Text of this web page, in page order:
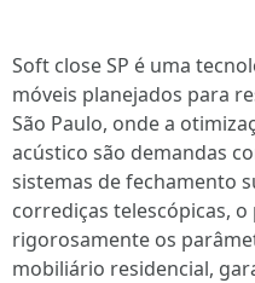
Soft close SP é uma
móveis planejados para
São Paulo, onde a
acústico são demandas
sistemas de fechamento
corrediças telescópicas,
rigorosamente os
mobiliário residencial,